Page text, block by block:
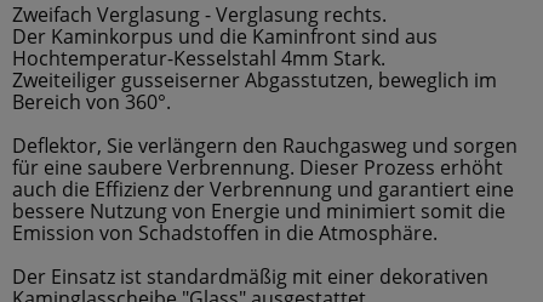
Zweifach Verglasung - Verglasung rechts.
Der Kaminkorpus und die Kaminfront sind aus
Hochtemperatur-Kesselstahl 4mm Stark.
Zweiteiliger gusseiserner Abgasstutzen, beweglich im
Bereich von 360°.
Deflektor, Sie verlängern den Rauchgasweg und sorgen
für eine saubere Verbrennung. Dieser Prozess erhöht
auch die Effizienz der Verbrennung und garantiert eine
bessere Nutzung von Energie und minimiert somit die
Emission von Schadstoffen in die Atmosphäre.
Der Einsatz ist standardmäßig mit einer dekorativen